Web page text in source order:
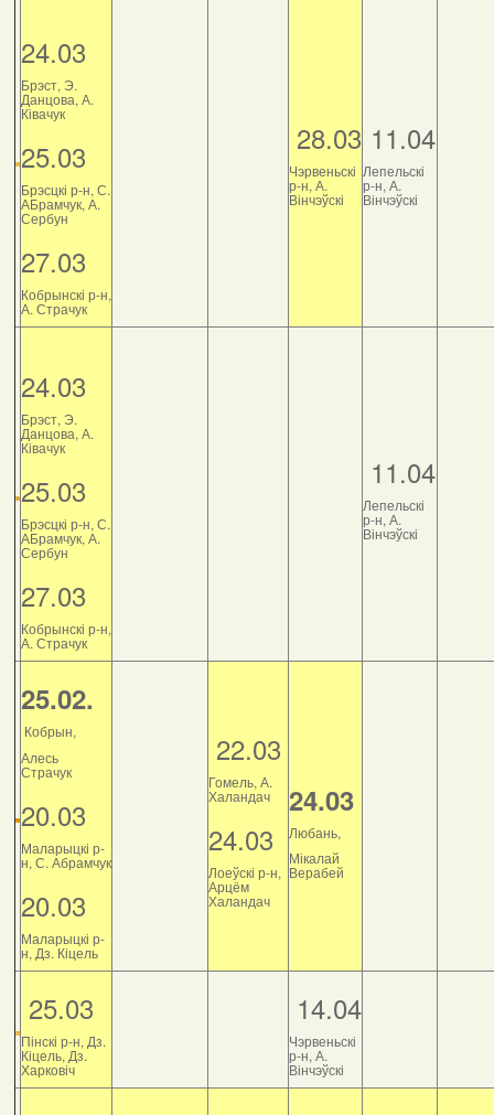
24.03
Брэст, Э.
Данцова, А.
Ківачук
25.03
Брэсцкі р-н, С.
АБрамчук, А.
Сербун
27.03
Кобрынскі р-н,
А. Страчук
28.03
Чэрвеньскі
р-н, А.
Вінчэўскі
11.04
Лепельскі
р-н, А.
Вінчэўскі
24.03
Брэст, Э.
Данцова, А.
Ківачук
25.03
Брэсцкі р-н, С.
АБрамчук, А.
Сербун
27.03
Кобрынскі р-н,
А. Страчук
11.04
Лепельскі
р-н, А.
Вінчэўскі
25.02.
Кобрын,
Алесь
Страчук
20.03
Маларыцкі р-
н, С. Абрамчук
20.03
Маларыцкі р-
н, Дз. Кіцель
22.03
Гомель, А.
Халандач
24.03
Лоеўскі р-н,
Арцём
Халандач
24.03
Любань,
Мікалай
Верабей
25.03
Пінскі р-н, Дз.
Кіцель, Дз.
Харковіч
14.04
Чэрвеньскі
р-н, А.
Вінчэўскі